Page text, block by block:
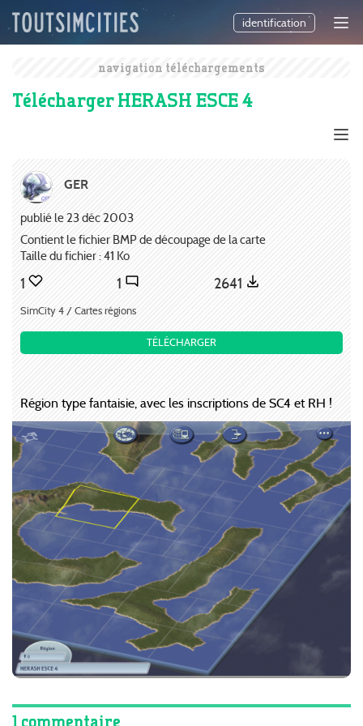
identification
navigation téléchargements
Télécharger HERASH ESCE 4
GER
publié le 23 déc 2003
Contient le fichier BMP de découpage de la carte
Taille du fichier : 41 Ko
1 1 2641
SimCity 4 / Cartes régions
TÉLÉCHARGER
Région type fantaisie, avec les inscriptions de SC4 et RH !
1 commentaire